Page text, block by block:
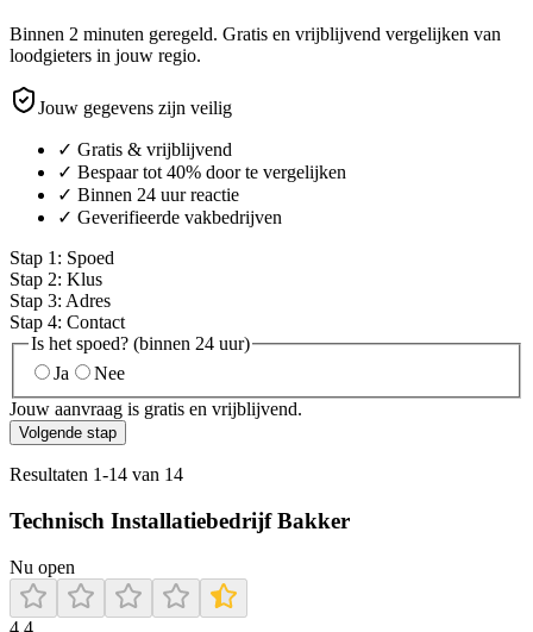
Binnen 2 minuten geregeld. Gratis en vrijblijvend vergelijken van
loodgieters in jouw regio.
Jouw gegevens zijn veilig
✓ Gratis & vrijblijvend
✓ Bespaar tot 40% door te vergelijken
✓ Binnen 24 uur reactie
✓ Geverifieerde vakbedrijven
Stap 1 : Spoed
Stap 2: Klus
Stap 3: Adres
Stap 4: Contact
Is het spoed? (binnen 24 uur)
Ja
Nee
Jouw aanvraag is gratis en vrijblijvend.
Volgende stap
Resultaten 1-14 van 14
Technisch Installatiebedrijf Bakker
Nu open
4.4